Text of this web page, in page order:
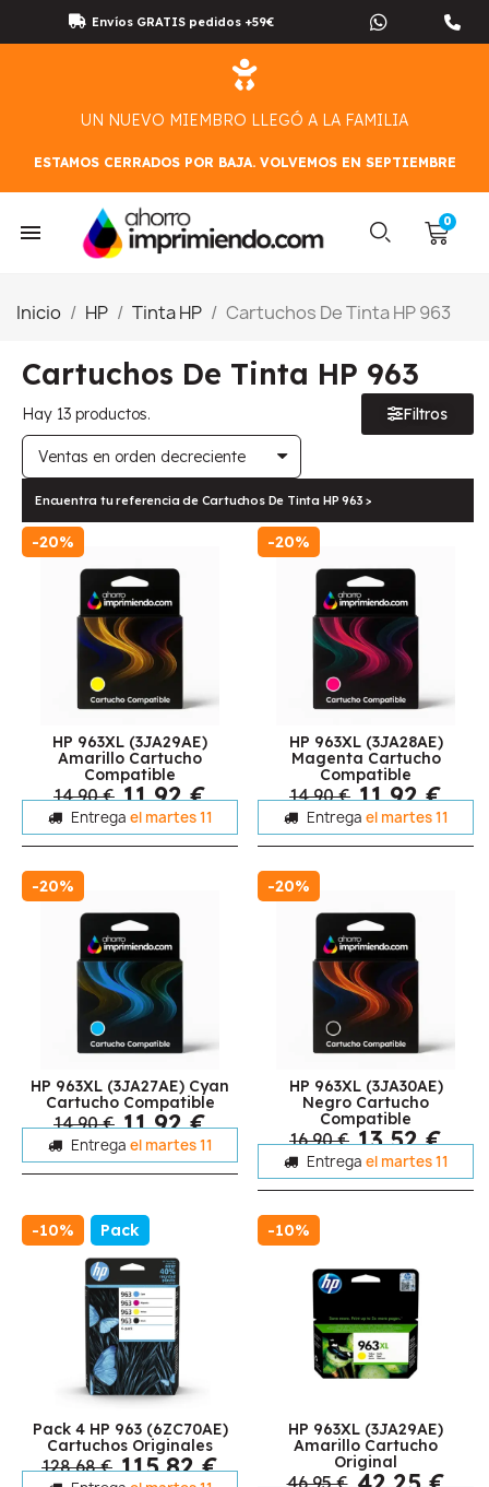
Envíos GRATIS pedidos +59€
UN NUEVO MIEMBRO LLEGÓ A LA FAMILIA
ESTAMOS CERRADOS POR BAJA. VOLVEMOS EN SEPTIEMBRE
Inicio HP Tinta HP Cartuchos De Tinta HP 963
Cartuchos De Tinta HP 963
Hay 13 productos. Filtros
Encuentra tu referencia de Cartuchos De Tinta HP 963 >
-20%
HP 963XL (3JA29AE)
Amarillo Cartucho
Compatible
14,90 € 11,92 €
Entrega el martes 11
-20%
HP 963XL (3JA28AE)
Magenta Cartucho
Compatible
14,90 € 11,92 €
Entrega el martes 11
-20%
HP 963XL (3JA27AE) Cyan
Cartucho Compatible
14,90 € 11,92 €
Entrega el martes 11
-20%
HP 963XL (3JA30AE)
Negro Cartucho
Compatible
16,90 € 13,52 €
Entrega el martes 11
-10% Pack
Pack 4 HP 963 (6ZC70AE)
Cartuchos Originales
128,68 € 115,82 €
-10%
HP 963XL (3JA29AE)
Amarillo Cartucho
Original